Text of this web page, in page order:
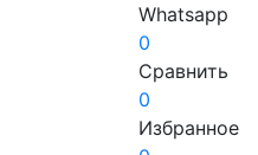
Whatsapp
0
Сравнить
0
Избранное